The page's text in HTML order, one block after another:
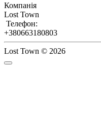
Компанія
Lost Town
Телефон:
+380663180803
Lost Town © 2026